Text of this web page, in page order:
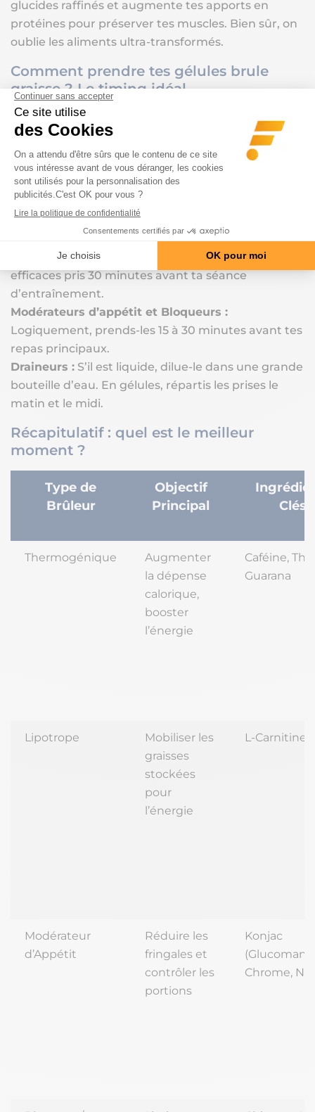
glucides raffinés et augmente tes apports en
protéines pour préserver tes muscles. Bien sûr, on
oublie les aliments ultra-transformés.
Comment prendre tes gélules brule
graisse ? Le timing idéal
L’efficacité de ta cure dépend du respect du
protocole. Lis toujours bien l’étiquette, mais voici les
règles générales :
Brûleurs avec stimulants (le brûleur de graisse
thermogénique) : Prends-les le matin ou le midi
pendant un repas. Évite absolument une prise
après 16h pour ne pas perturber ton sommeil.
Brûleurs lipotropes (
) :Ils sont plus
efficaces pris 30 minutes avant ta séance
d’entraînement.
Modérateurs d’appétit et Bloqueurs :
Logiquement, prends-les 15 à 30 minutes avant tes
repas principaux.
Draineurs : S’il est liquide, dilue-le dans une grande
bouteille d’eau. En gélules, répartis les prises le
matin et le midi.
Récapitulatif : quel est le meilleur
moment ?
Type de
Brûleur
Objectif
Principal
Clés
Thermogénique
Augmenter
la dépense
calorique,
booster
l’énergie
Caféine,
Guarana
Lipotrope
Mobiliser les
graisses
stockées
pour
l’énergie
L-Carnitine,
Modérateur
d’Appétit
Réduire les
fringales et
contrôler les
portions
Konjac
Chrome,